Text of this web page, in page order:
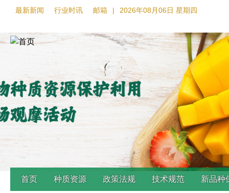
最新新闻 行业时讯 邮箱 | 2026年08月06日 星期四
首页 种质资源 政策法规 技术规范 新品种